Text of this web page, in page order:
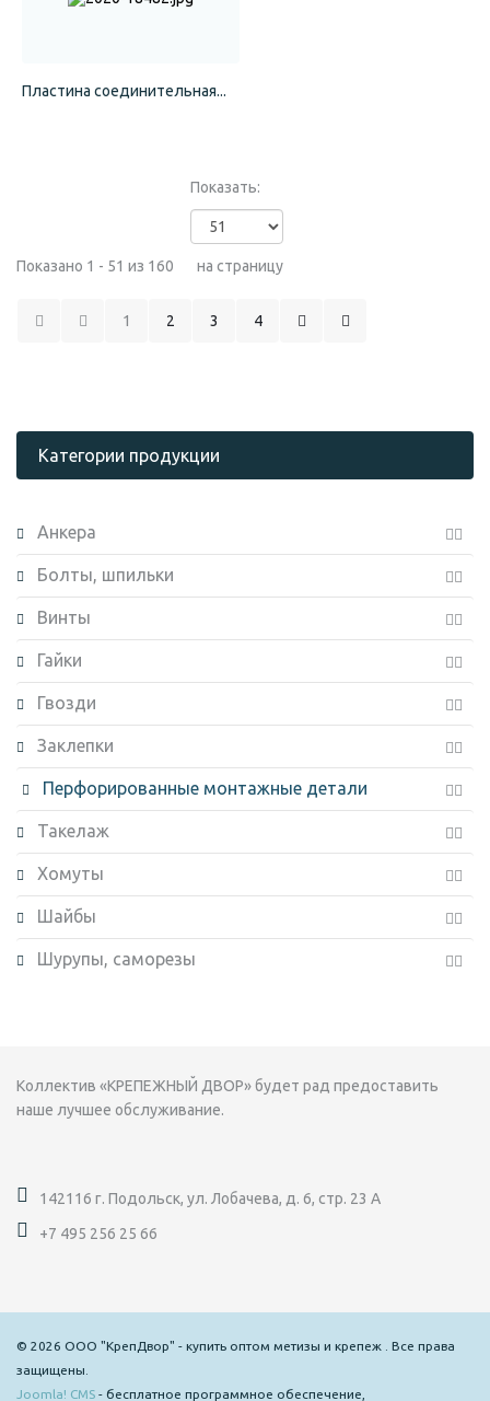
Пластина соединительная...
Показано 1 - 51 из 160
Показать:
на страницу
1 2 3 4
Категории продукции
Анкера
Болты, шпильки
Винты
Гайки
Гвозди
Заклепки
Перфорированные монтажные детали
Такелаж
Хомуты
Шайбы
Шурупы, саморезы
Коллектив «КРЕПЕЖНЫЙ ДВОР» будет рад предоставить
наше лучшее обслуживание.
142116 г. Подольск, ул. Лобачева, д. 6, стр. 23 А
+7 495 256 25 66
© 2026 ООО "КрепДвор" - купить оптом метизы и крепеж . Все права
защищены.
Joomla! CMS - бесплатное программное обеспечение,